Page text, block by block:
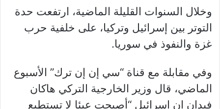
وخلال السنوات القليلة الماضية، ارتفعت حدة
التوتر بين إسرائيل وتركيا، على خلفية حرب
غزة والنفوذ في سوريا.
وفي مقابلة مع قناة “سي إن إن ترك” الأسبوع
الماضي، قال وزير الخارجية التركي هاكان
فيدان إن إسرائيل “أصبحت عبئا لا تستطيع